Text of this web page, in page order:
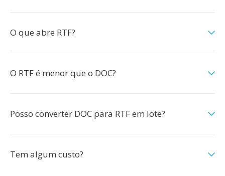
O que abre RTF?
O RTF é menor que o DOC?
Posso converter DOC para RTF em lote?
Tem algum custo?